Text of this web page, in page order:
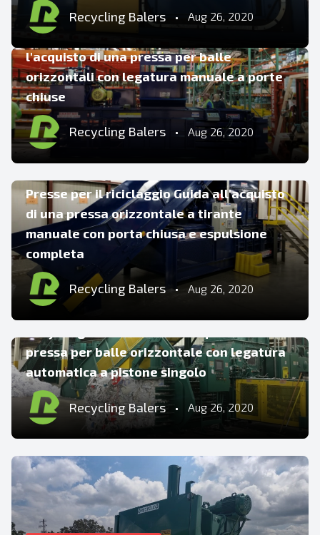
Recycling Balers • Aug 26, 2020
COMPATTATORE
Guida per il riciclaggio delle presse per
l'acquisto di una pressa per balle
orizzontali con legatura manuale a porte
chiuse
Recycling Balers • Aug 26, 2020
CONSIGLI E SUGGERIMENTI
Presse per il riciclaggio Guida all'acquisto
di una pressa orizzontale a tirante
manuale con porta chiusa e espulsione
completa
Recycling Balers • Aug 26, 2020
CONSIGLI E SUGGERIMENTI
pressa per balle orizzontale con legatura
automatica a pistone singolo
Recycling Balers • Aug 26, 2020